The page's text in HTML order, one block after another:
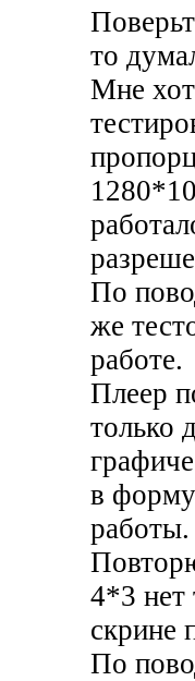
то
Мне
По
же
работе.
Плеер
только
в форму
работы.
4*3 нет
скрине
По